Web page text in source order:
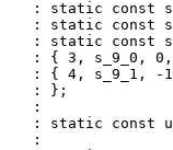
: static const
: static const
: static const
: { 3, s_9_0,
: { 4, s_9_1, -
: };
:
: static const
: